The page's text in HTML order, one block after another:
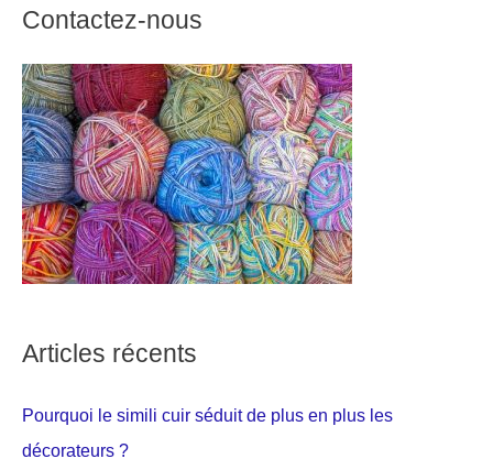
Contactez-nous
Articles récents
Pourquoi le simili cuir séduit de plus en plus les
décorateurs ?